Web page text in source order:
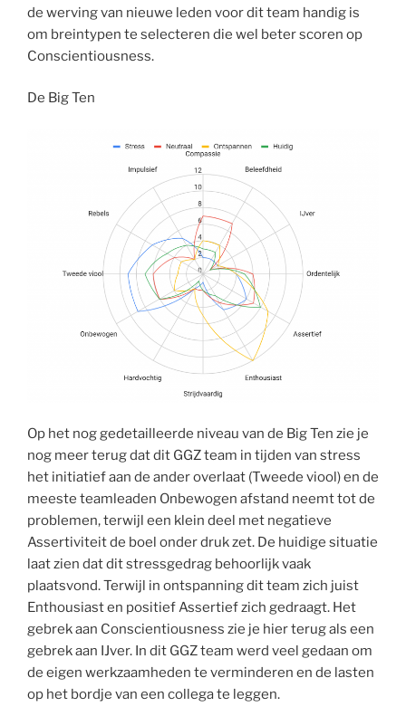
de werving van nieuwe leden voor dit team handig is
om breintypen te selecteren die wel beter scoren op
Conscientiousness.
De Big Ten
Op het nog gedetailleerde niveau van de Big Ten zie je
nog meer terug dat dit GGZ team in tijden van stress
het initiatief aan de ander overlaat (Tweede viool) en de
meeste teamleaden Onbewogen afstand neemt tot de
problemen, terwijl een klein deel met negatieve
Assertiviteit de boel onder druk zet. De huidige situatie
laat zien dat dit stressgedrag behoorlijk vaak
plaatsvond. Terwijl in ontspanning dit team zich juist
Enthousiast en positief Assertief zich gedraagt. Het
gebrek aan Conscientiousness zie je hier terug als een
gebrek aan IJver. In dit GGZ team werd veel gedaan om
de eigen werkzaamheden te verminderen en de lasten
op het bordje van een collega te leggen.